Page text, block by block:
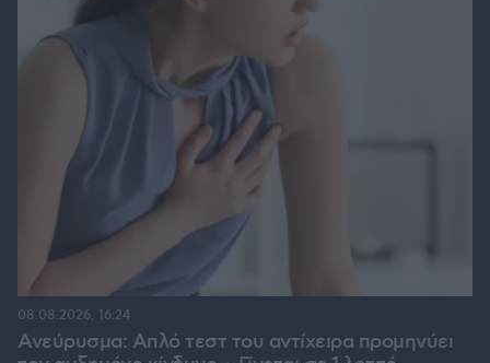
Ανεύρυσμα: Απλό τεστ του αντίχειρα προμηνύει
08.08.2026, 16:24